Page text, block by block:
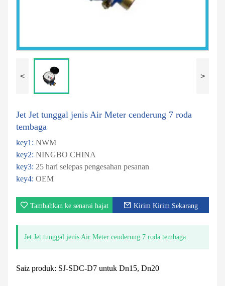
< >
Jet Jet tunggal jenis Air Meter cenderung 7 roda
tembaga
key1: NWM
key2: NINGBO CHINA
key3: 25 hari selepas pengesahan pesanan
key4: OEM
Tambahkan ke senarai hajat Kirim Kirim Sekarang
Jet Jet tunggal jenis Air Meter cenderung 7 roda tembaga
Saiz produk: SJ-SDC-D7 untuk Dn15, Dn20